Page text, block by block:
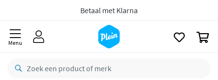
Betaal met Klarna
Menu